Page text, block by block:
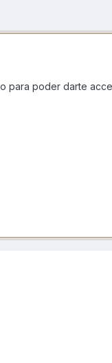
para poder darte